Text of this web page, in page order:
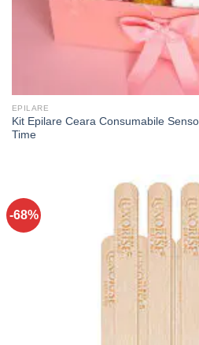
EPILARE
Kit Epilare Ceara Consumabile
Time
-68%